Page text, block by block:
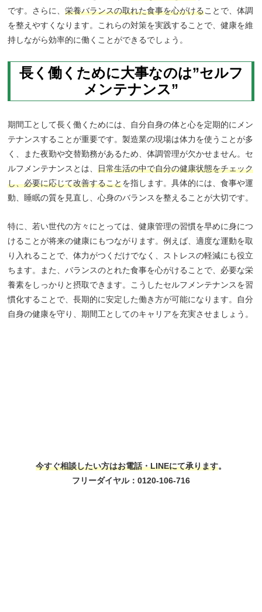
です。さらに、 栄養バランスの取れた食事を心がけることで、体調
を整えやすくなります。これらの対策を実践することで、健康を維
持しながら効率的に働くことができるでしょう。
長く働くために大事なのは”セルフ
メンテナンス”
期間工として長く働くためには、自分自身の体と心を定期的にメン
テナンスすることが重要です。製造業の現場は体力を使うことが多
く、また夜勤や交替勤務があるため、体調管理が欠かせません。セ
ルフメンテナンスとは、 日常生活の中で自分の健康状態をチェック
し、必要に応じて改善することを指します。具体的には、食事や運
動、睡眠の質を見直し、心身のバランスを整えることが大切です。
特に、若い世代の方々にとっては、健康管理の習慣を早めに身につ
けることが将来の健康にもつながります。例えば、適度な運動を取
り入れることで、体力がつくだけでなく、ストレスの軽減にも役立
ちます。また、バランスのとれた食事を心がけることで、必要な栄
養素をしっかりと摂取できます。こうしたセルフメンテナンスを習
慣化することで、長期的に安定した働き方が可能になります。自分
自身の健康を守り、期間工としてのキャリアを充実させましょう。
今すぐ相談したい方はお電話・LINEにて承ります。
フリーダイヤル： 0120-106-716